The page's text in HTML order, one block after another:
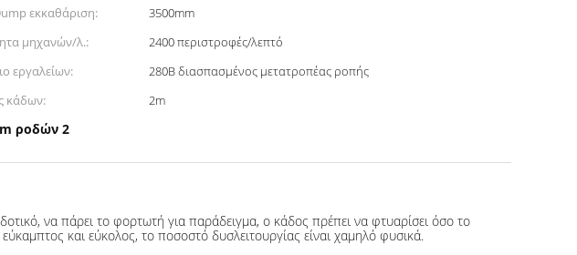
εκκαθάριση:
3500mm
μηχανών/λ.:
2400 περιστροφές/λεπτό
εργαλείων:
280B διασπασμένος μετατροπέας ροπής
κάδων:
2m
ροδών 2
να πάρει το φορτωτή για παράδειγμα, ο κάδος πρέπει να φτυαρίσει όσο το
και εύκολος, το ποσοστό δυσλειτουργίας είναι χαμηλό φυσικά.